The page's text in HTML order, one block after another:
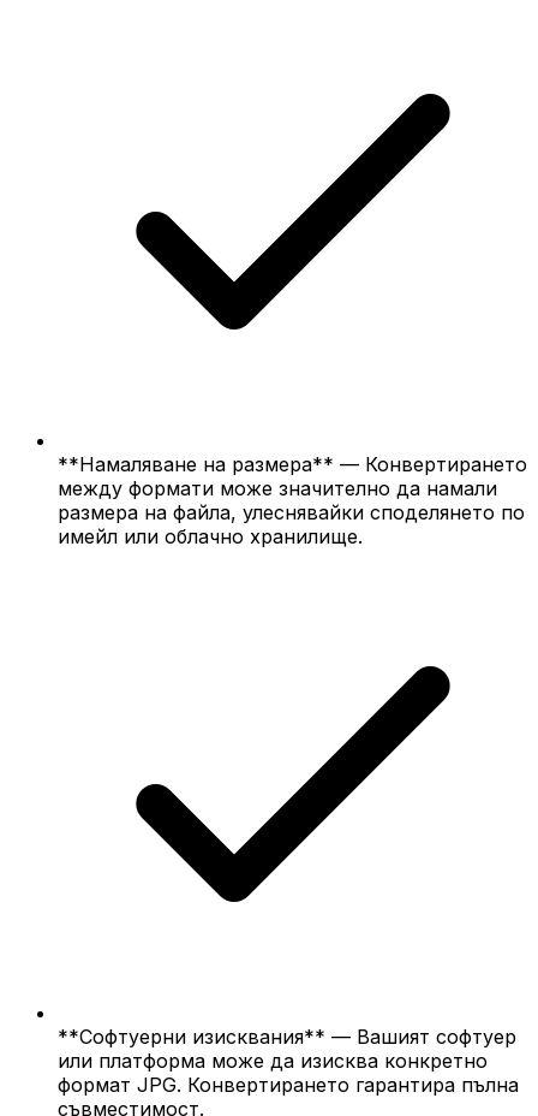
**Намаляване на размера** — Конвертирането
между формати може значително да намали
размера на файла, улеснявайки споделянето по
имейл или облачно хранилище.
**Софтуерни изисквания** — Вашият софтуер
или платформа може да изисква конкретно
формат JPG. Конвертирането гарантира пълна
съвместимост.